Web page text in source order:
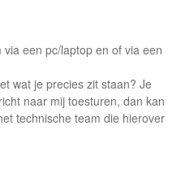
een pc/laptop en of via een
wat je precies zit staan? Je
naar mij toesturen, dan kan
technische team die hierover